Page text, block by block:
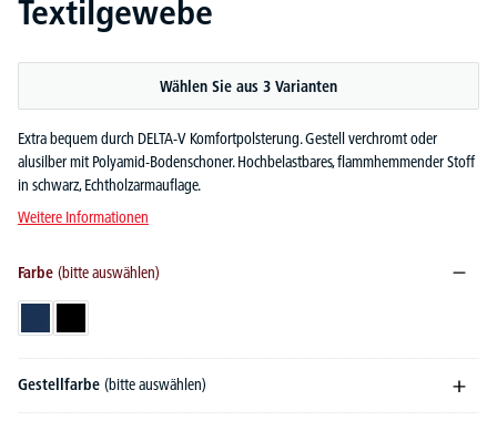
Textilgewebe
Wählen Sie aus 3 Varianten
Extra bequem durch DELTA-V Komfortpolsterung. Gestell verchromt oder
alusilber mit Polyamid-Bodenschoner. Hochbelastbares, flammhemmender Stoff
in schwarz, Echtholzarmauflage.
Weitere Informationen
Farbe (bitte auswählen)
Gestellfarbe (bitte auswählen)